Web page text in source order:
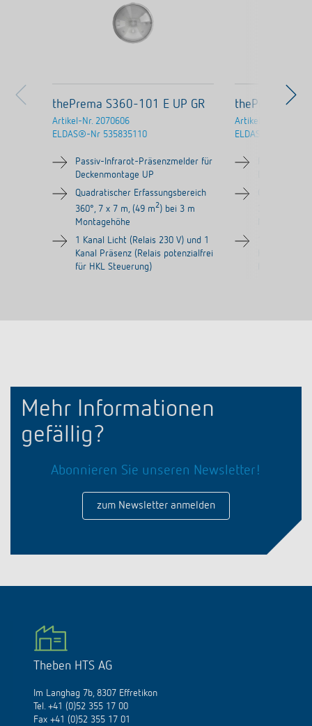
thePrema S360-101 E UP GR
Artikel-Nr. 2070606
ELDAS®-Nr 535835110
Passiv-Infrarot-Präsenzmelder für
Deckenmontage UP
Quadratischer Erfassungsbereich
360°, 7 x 7 m, (49 m2) bei 3 m
Montagehöhe
1 Kanal Licht (Relais 230 V) und 1
Kanal Präsenz (Relais potenzialfrei
für HKL Steuerung)
thePrema
Artikel-Nr.
ELDAS®-Nr
Mehr Informationen
gefällig?
Abonnieren Sie unseren Newsletter!
zum Newsletter anmelden
Theben HTS AG
Im Langhag 7b, 8307 Effretikon
Tel. +41 (0)52 355 17 00
Fax +41 (0)52 355 17 01